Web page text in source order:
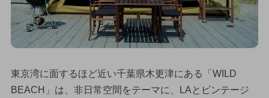
東京湾に面するほど近い千葉県木更津にある「WILD
BEACH」は、非日常空間をテーマに、LAとビンテージ